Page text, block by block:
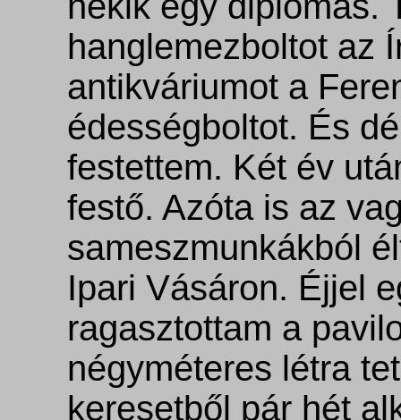
hanglemezboltot az
antikváriumot a
édességboltot. És
festettem. Két év
festő. Azóta is az
sameszmunkákból
Ipari Vásáron. Éjjel
ragasztottam a
négyméteres létra
keresetből pár hét